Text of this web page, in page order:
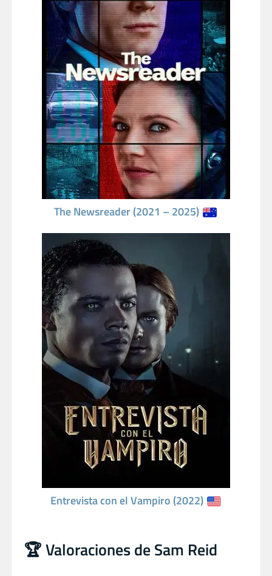
The Newsreader (2021 – 2025)
Entrevista con el Vampiro (2022)
🏆 Valoraciones de Sam Reid